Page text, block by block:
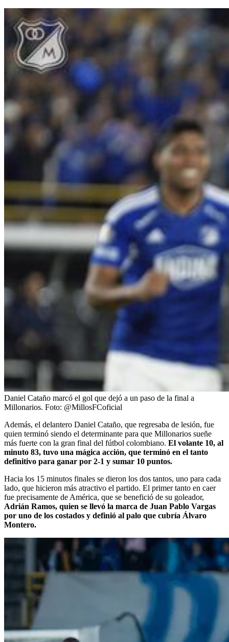
Daniel Cataño marcó el gol que dejó a un paso de la final a
Millonarios. Foto: @MillosFCoficial
Además, el delantero Daniel Cataño, que regresaba de lesión, fue
quien terminó siendo el determinante para que Millonarios sueñe
más fuerte con la gran final del fútbol colombiano. El volante 10, al
minuto 83, tuvo una mágica acción, que terminó en el tanto
definitivo para ganar por 2-1 y sumar 10 puntos.
Hacia los 15 minutos finales se dieron los dos tantos, uno para cada
lado, que hicieron más atractivo el partido. El primer tanto en caer
fue precisamente de América, que se benefició de su goleador,
Adrián Ramos, quien se llevó la marca de Juan Pablo Vargas
por uno de los costados y definió al palo que cubría Álvaro
Montero.